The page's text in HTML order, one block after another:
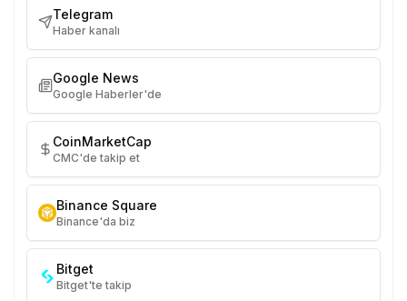
Telegram
Haber kanalı
Google News
Google Haberler'de
CoinMarketCap
CMC'de takip et
Binance Square
Binance'da biz
Bitget
Bitget'te takip